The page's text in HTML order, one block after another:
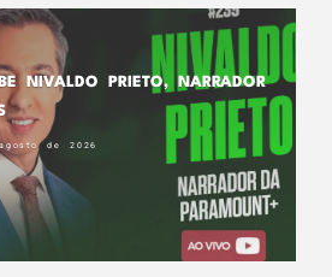
NIVALDO PRIETO, NARRADOR
de 2026